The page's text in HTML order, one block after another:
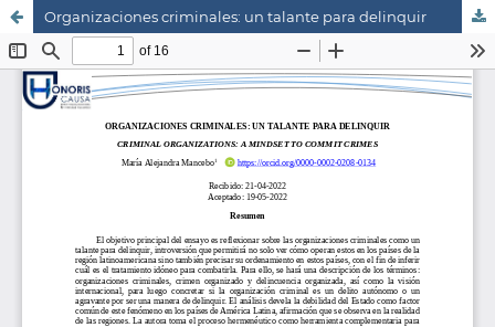
Organizaciones criminales: un talante para delinquir